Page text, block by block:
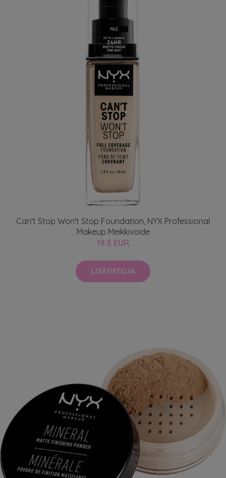
Can't Stop Won't Stop Foundation, NYX Professional
Makeup Meikkivoide
19.5 EUR
LISÄTIETOJA